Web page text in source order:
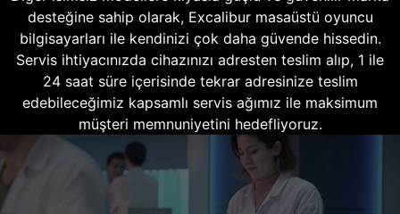
desteğine sahip olarak, Excalibur masaüstü oyuncu
bilgisayarları ile kendinizi çok daha güvende hissedin.
Servis ihtiyacınızda cihazınızı adresten teslim alıp, 1 ile
24 saat süre içerisinde tekrar adresinize teslim
edebileceğimiz kapsamlı servis ağımız ile maksimum
müşteri memnuniyetini hedefliyoruz.